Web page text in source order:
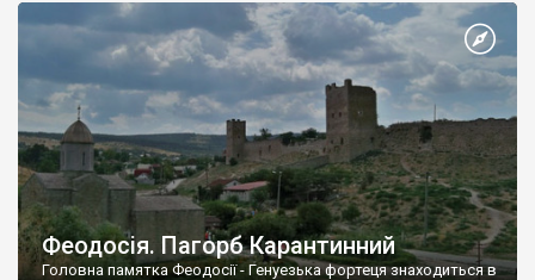
Феодосія. Пагорб Карантинний
Головна памятка Феодосії - Генуезька фортеця знаходиться в